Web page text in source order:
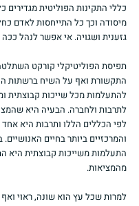
כללי התקינות הפוליטית
מיסודה וכך כל התייחסות לאדם
גזענית ושגויה. אי אפשר לנהל ככה
תפיסת הפוליטיקלי קורקט
התקשורת ואף על השיח ברשתות
להתעלמות מכל שייכות קבוצתית
לתרבות ולחברה. הבעיה היא
לפי הכללים הללו ותרבות היא
והמרכזיים ביותר בחיים
התעלמות משייכות קבוצתית היא
מהמציאות.
למרות שכל עץ הוא שונה, ראוי